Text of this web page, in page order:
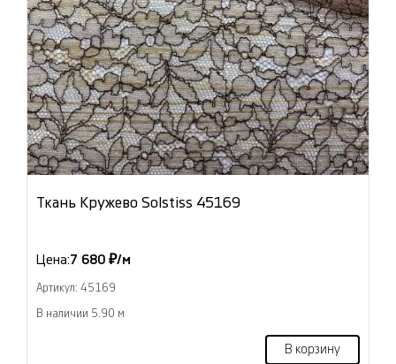
Ткань Кружево Solstiss 45169
Цена:7 680 ₽/м
Артикул: 45169
В наличии 5.90 м
В корзину